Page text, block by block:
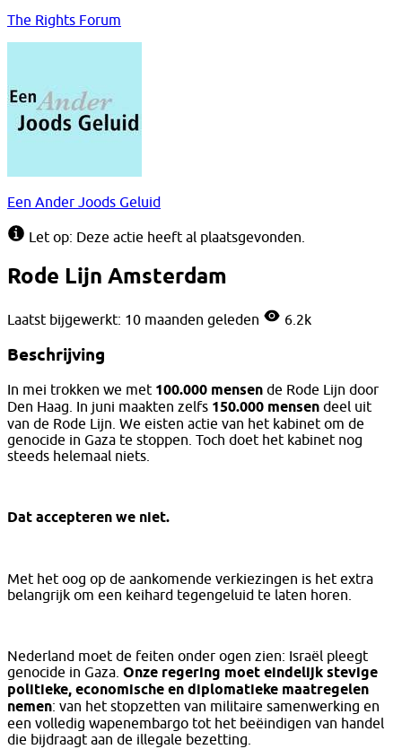
The Rights Forum
Een Ander Joods Geluid
Let op: Deze actie heeft al plaatsgevonden.
Rode Lijn Amsterdam
Laatst bijgewerkt: 10 maanden geleden 6.2k
Beschrijving
In mei trokken we met 100.000 mensen de Rode Lijn door
Den Haag. In juni maakten zelfs 150.000 mensen deel uit
van de Rode Lijn. We eisten actie van het kabinet om de
genocide in Gaza te stoppen. Toch doet het kabinet nog
steeds helemaal niets.
Dat accepteren we niet.
Met het oog op de aankomende verkiezingen is het extra
belangrijk om een keihard tegengeluid te laten horen.
Nederland moet de feiten onder ogen zien: Israël pleegt
genocide in Gaza. Onze regering moet eindelijk stevige
politieke, economische en diplomatieke maatregelen
nemen: van het stopzetten van militaire samenwerking en
een volledig wapenembargo tot het beëindigen van handel
die bijdraagt aan de illegale bezetting.